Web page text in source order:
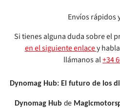
Envíos rápidos
Si tienes alguna duda sobre el
en el siguiente enlacey
llámanos al+34
Dynomag Hub: El futuro de los
Dynomag Hub de